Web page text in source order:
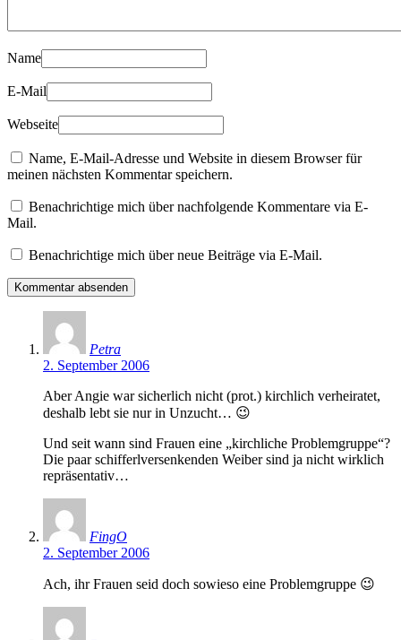
Name
E-Mail
Webseite
Name, E-Mail-Adresse und Website in diesem Browser für
meinen nächsten Kommentar speichern.
Benachrichtige mich über nachfolgende Kommentare via E-
Mail.
Benachrichtige mich über neue Beiträge via E-Mail.
Petra
2. September 2006
Aber Angie war sicherlich nicht (prot.) kirchlich verheiratet,
deshalb lebt sie nur in Unzucht… 😉
Und seit wann sind Frauen eine „kirchliche Problemgruppe“?
Die paar schifferlversenkenden Weiber sind ja nicht wirklich
repräsentativ…
FingO
2. September 2006
Ach, ihr Frauen seid doch sowieso eine Problemgruppe 😉